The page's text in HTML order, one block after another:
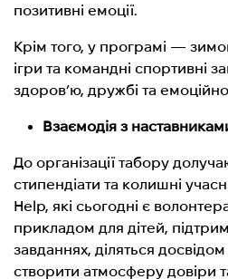
позитивні емоції.
Крім того, у програмі —
ігри та командні спортивні
здоров’ю, дружбі та
Взаємодія з
До організації табору
стипендіати та колишні
Help, які сьогодні є
прикладом для дітей,
завданнях, діляться
створити атмосферу довіри